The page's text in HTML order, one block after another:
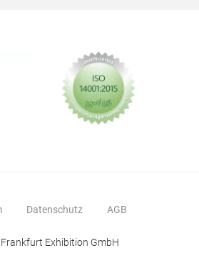
Datenschutz AGB
Exhibition GmbH